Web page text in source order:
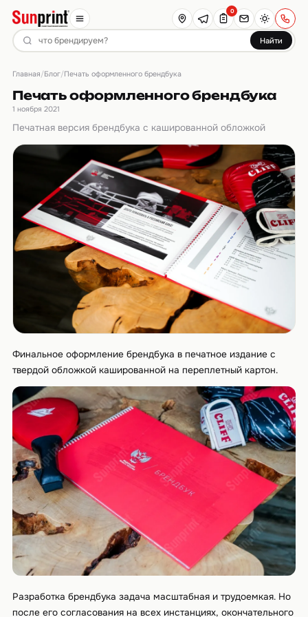
Найти
0
Главная/Блог/Печать оформленного брендбука
Печать оформленного брендбука
1 ноября 2021
Печатная версия брендбука с кашированной обложкой
Финальное оформление брендбука в печатное издание с
твердой обложкой кашированной на переплетный картон.
Разработка брендбука задача масштабная и трудоемкая. Но
после его согласования на всех инстанциях, окончательного